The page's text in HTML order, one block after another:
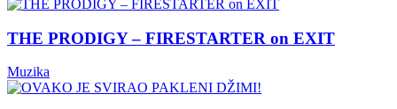
THE PRODIGY – FIRESTARTER on EXIT
Muzika